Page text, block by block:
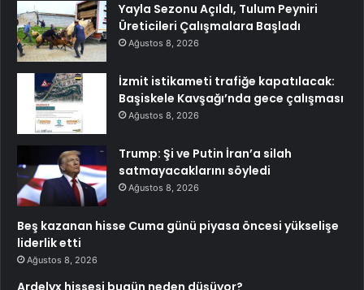
Yayla Sezonu Açıldı, Tulum Peyniri
Üreticileri Çalışmalara Başladı
Ağustos 8, 2026
İzmit istikameti trafiğe kapatılacak:
Başiskele Kavşağı’nda gece çalışması
Ağustos 8, 2026
Trump: Şi ve Putin İran’a silah
satmayacaklarını söyledi
Ağustos 8, 2026
Beş kazanan hisse Cuma günü piyasa öncesi yükselişe
liderlik etti
Ağustos 8, 2026